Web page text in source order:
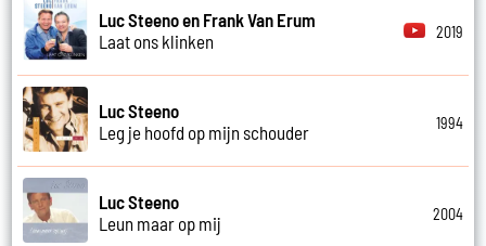
Luc Steeno en Frank Van Erum
Laat ons klinken
2019
Luc Steeno
Leg je hoofd op mijn schouder
1994
Luc Steeno
Leun maar op mij
2004